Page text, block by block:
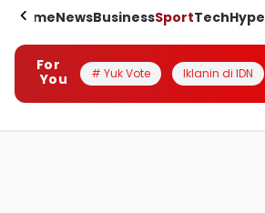
HomeNewsBusinessSportTechHype
For
You
# Yuk Vote Iklanin di IDN